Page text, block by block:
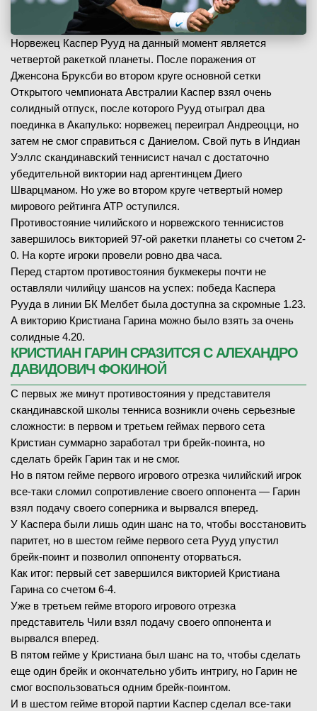
Норвежец Каспер Рууд на данный момент является
четвертой ракеткой планеты. После поражения от
Дженсона Бруксби во втором круге основной сетки
Открытого чемпионата Австралии Каспер взял очень
солидный отпуск, после которого Рууд отыграл два
поединка в Акапулько: норвежец переиграл Андреоцци, но
затем не смог справиться с Даниелом. Свой путь в Индиан
Уэллс скандинавский теннисист начал с достаточно
убедительной виктории над аргентинцем Диего
Шварцманом. Но уже во втором круге четвертый номер
мирового рейтинга АТР оступился.
Противостояние чилийского и норвежского теннисистов
завершилось викторией 97-ой ракетки планеты со счетом 2-
0. На корте игроки провели ровно два часа.
Перед стартом противостояния букмекеры почти не
оставляли чилийцу шансов на успех: победа Каспера
Рууда в линии БК Мелбет была доступна за скромные 1.23.
А викторию Кристиана Гарина можно было взять за очень
солидные 4.20.
КРИСТИАН ГАРИН СРАЗИТСЯ С АЛЕХАНДРО
ДАВИДОВИЧ ФОКИНОЙ
С первых же минут противостояния у представителя
скандинавской школы тенниса возникли очень серьезные
сложности: в первом и третьем геймах первого сета
Кристиан суммарно заработал три брейк-поинта, но
сделать брейк Гарин так и не смог.
Но в пятом гейме первого игрового отрезка чилийский игрок
все-таки сломил сопротивление своего оппонента — Гарин
взял подачу своего соперника и вырвался вперед.
У Каспера были лишь один шанс на то, чтобы восстановить
паритет, но в шестом гейме первого сета Рууд упустил
брейк-поинт и позволил оппоненту оторваться.
Как итог: первый сет завершился викторией Кристиана
Гарина со счетом 6-4.
Уже в третьем гейме второго игрового отрезка
представитель Чили взял подачу своего оппонента и
вырвался вперед.
В пятом гейме у Кристиана был шанс на то, чтобы сделать
еще один брейк и окончательно убить интригу, но Гарин не
смог воспользоваться одним брейк-поинтом.
И в шестом гейме второй партии Каспер сделал все-таки